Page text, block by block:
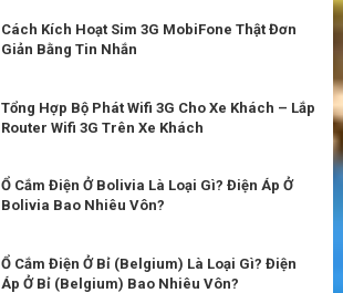
Cách Kích Hoạt Sim 3G MobiFone Thật Đơn
Giản Bằng Tin Nhắn
Tổng Hợp Bộ Phát Wifi 3G Cho Xe Khách – Lắp
Router Wifi 3G Trên Xe Khách
Ổ Cắm Điện Ở Bolivia Là Loại Gì? Điện Áp Ở
Bolivia Bao Nhiêu Vôn?
Ổ Cắm Điện Ở Bỉ (Belgium) Là Loại Gì? Điện
Áp Ở Bỉ (Belgium) Bao Nhiêu Vôn?